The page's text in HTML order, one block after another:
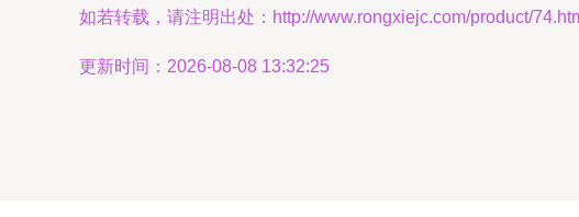
如若转载，请注明出处：http://www.rongxiejc.com/product/
更新时间：2026-08-08 13:32:25